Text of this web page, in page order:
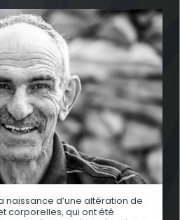
naissance d’une altération de
corporelles, qui ont été